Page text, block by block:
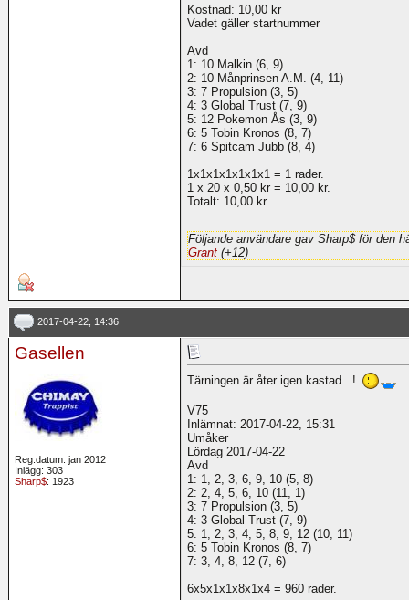
Kostnad: 10,00 kr
Vadet gäller startnummer
Avd
1: 10 Malkin (6, 9)
2: 10 Månprinsen A.M. (4, 11)
3: 7 Propulsion (3, 5)
4: 3 Global Trust (7, 9)
5: 12 Pokemon Ås (3, 9)
6: 5 Tobin Kronos (8, 7)
7: 6 Spitcam Jubb (8, 4)
1x1x1x1x1x1x1 = 1 rader.
1 x 20 x 0,50 kr = 10,00 kr.
Totalt: 10,00 kr.
Följande användare gav Sharp$ för den
Grant (+12)
2017-04-22, 14:36
Gasellen
Reg.datum: jan 2012
Inlägg: 303
Sharp$: 1923
Tärningen är åter igen kastad...!
V75
Inlämnat: 2017-04-22, 15:31
Umåker
Lördag 2017-04-22
Avd
1: 1, 2, 3, 6, 9, 10 (5, 8)
2: 2, 4, 5, 6, 10 (11, 1)
3: 7 Propulsion (3, 5)
4: 3 Global Trust (7, 9)
5: 1, 2, 3, 4, 5, 8, 9, 12 (10, 11)
6: 5 Tobin Kronos (8, 7)
7: 3, 4, 8, 12 (7, 6)
6x5x1x1x8x1x4 = 960 rader.